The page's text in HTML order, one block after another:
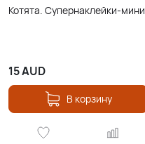
Котята. Супернаклейки-мини
15AUD
В корзину